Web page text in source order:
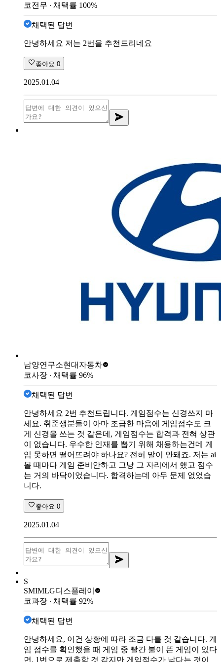
코전무 ∙ 채택률 100%
채택된 답변
안녕하세요 저는 2번을 추천드리네요
좋아요 0
2025.01.04
남양연구소현대자동차
코사장 ∙ 채택률 96%
채택된 답변
안녕하세요 2번 추천드립니다. 게임점수는 신경쓰지 마
세요. 취준생분들이 아마 조급한 마음에 게임점수도 크
게 신경을 쓰는 것 같은데, 게임점수는 합격과 전혀 상관
이 없습니다. 우수한 인재를 뽑기 위해 채용하는건데 게
임 못하면 떨어뜨려야 하나요? 전혀 말이 안돼죠. 저는 ai
볼 때마다 게임 준비안하고 그냥 그 자리에서 했고 점수
는 거의 바닥이었습니다. 합격하는데 아무 문제 없었습
니다.
좋아요 0
2025.01.04
S
SMIMLG디스플레이
코과장 ∙ 채택률 92%
채택된 답변
안녕하세요, 이건 상황에 따라 조금 다를 것 같습니다. 게
임 점수를 확인했을 때 게임 중 빨간 불이 뜬 게임이 있다
면, 1번으로 제출할 것 같지만 게임점수가 낮다는 것이